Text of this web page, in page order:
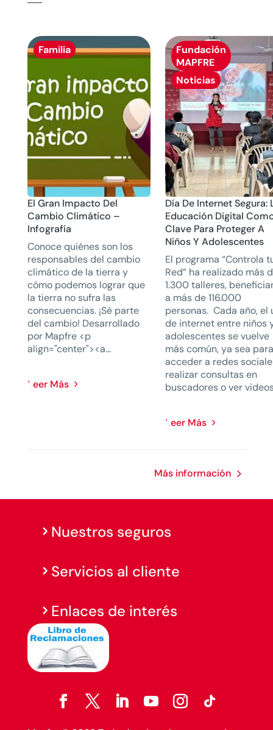
Familia
El Gran Impacto Del
Cambio Climático –
Infografía
Conoce quiénes son los
responsables del cambio
climático de la tierra y
cómo podemos lograr que
la tierra no sufra las
consecuencias. ¡Sé parte
del cambio! Desarrollado
por Mapfre <p
align="center"><a...
Leer Más
Fundación
MAPFRE
Noticias
Día De Internet Segura:
Educación Digital
Clave Para Proteger A
Niños Y Adolescentes
El programa “Controla
Red” ha realizado más
1.300 talleres,
a más de 116.000
personas. Cada año, el
de internet entre niños
adolescentes se vuelve
más común, ya sea
acceder a redes
realizar consultas en
buscadores o ver
Leer Más
Más información
Nuestros seguros
Servicios al cliente
Enlaces de interés